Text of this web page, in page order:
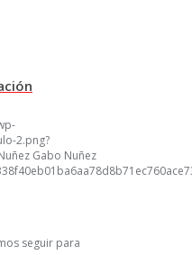
2.png?
Gabo Nuñez
seguir para